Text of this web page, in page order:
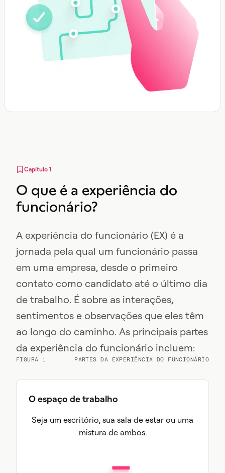
Capítulo 1
O que é a experiência do
funcionário?
A experiência do funcionário (EX) é a
jornada pela qual um funcionário passa
em uma empresa, desde o primeiro
contato como candidato até o último dia
de trabalho. É sobre as interações,
sentimentos e observações que eles têm
ao longo do caminho. As principais partes
da experiência do funcionário incluem:
FIGURA 1 PARTES DA EXPERIÊNCIA DO FUNCIONÁRIO
O espaço de trabalho
Seja um escritório, sua sala de estar ou uma
mistura de ambos.